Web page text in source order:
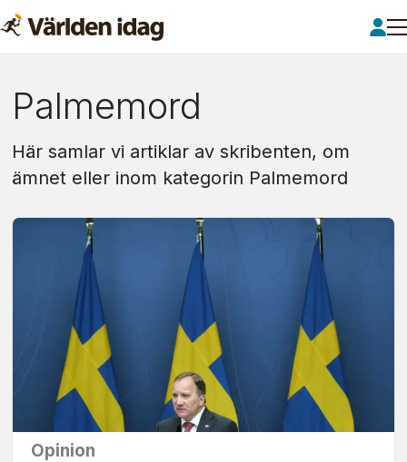
Om:
palmemord
Palmemord
Här samlar vi artiklar av skribenten, om
ämnet eller inom kategorin Palmemord
Opinion